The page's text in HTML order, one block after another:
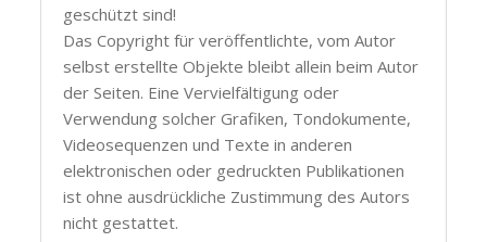
geschützt sind!
Das Copyright für veröffentlichte, vom Autor
selbst erstellte Objekte bleibt allein beim Autor
der Seiten. Eine Vervielfältigung oder
Verwendung solcher Grafiken, Tondokumente,
Videosequenzen und Texte in anderen
elektronischen oder gedruckten Publikationen
ist ohne ausdrückliche Zustimmung des Autors
nicht gestattet.